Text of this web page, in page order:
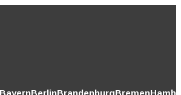
BayernBerlinBrandenburgBremen